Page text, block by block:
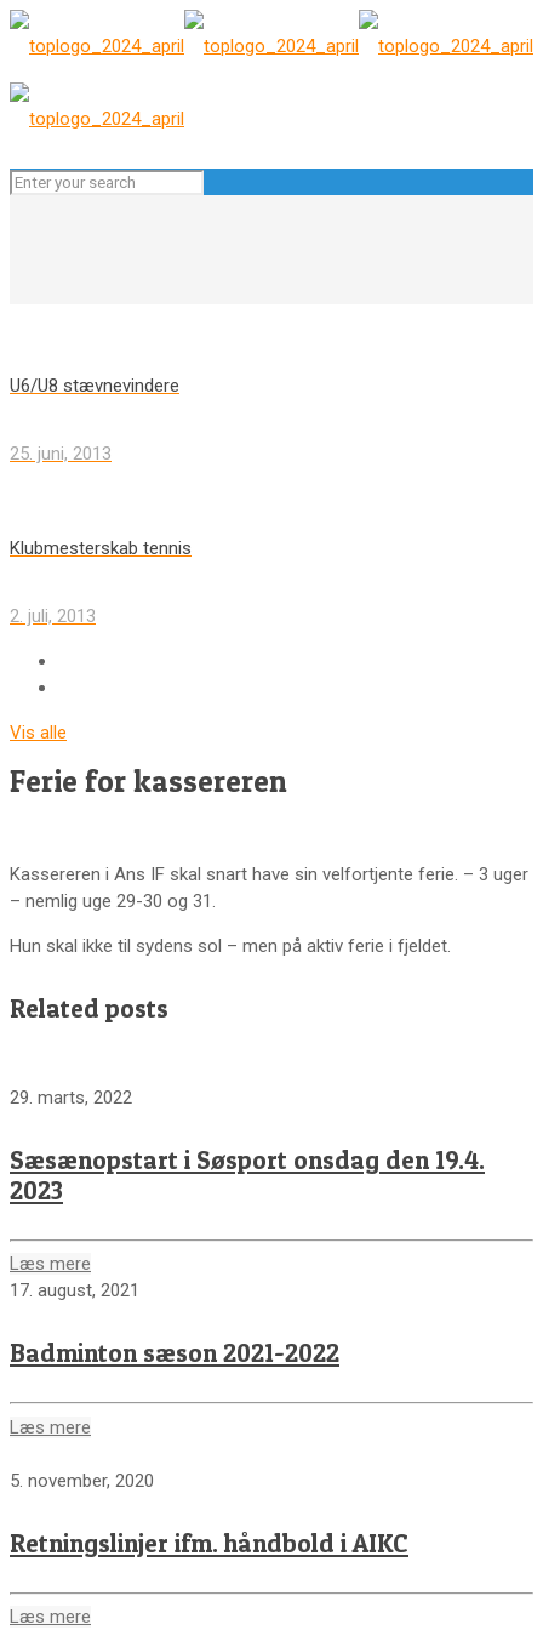
U6/U8 stævnevindere
25. juni, 2013
Klubmesterskab tennis
2. juli, 2013
Vis alle
Ferie for kassereren
Kassereren i Ans IF skal snart have sin velfortjente ferie. – 3 uger
– nemlig uge 29-30 og 31.
Hun skal ikke til sydens sol – men på aktiv ferie i fjeldet.
Related posts
29. marts, 2022
Sæsænopstart i Søsport onsdag den 19.4.
2023
Læs mere
17. august, 2021
Badminton sæson 2021-2022
Læs mere
5. november, 2020
Retningslinjer ifm. håndbold i AIKC
Læs mere